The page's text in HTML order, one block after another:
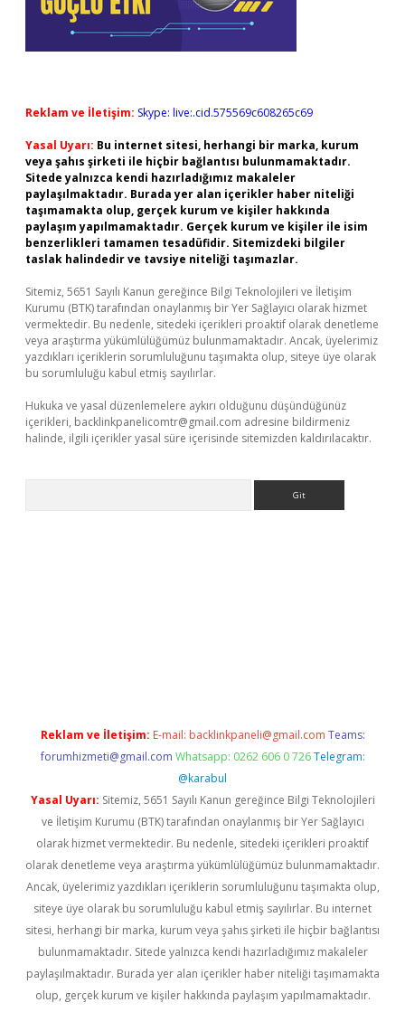
Reklam ve İletişim: Skype: live:.cid.575569c608265c69
Yasal Uyarı: Bu internet sitesi, herhangi bir marka, kurum
veya şahıs şirketi ile hiçbir bağlantısı bulunmamaktadır.
Sitede yalnızca kendi hazırladığımız makaleler
paylaşılmaktadır. Burada yer alan içerikler haber niteliği
taşımamakta olup, gerçek kurum ve kişiler hakkında
paylaşım yapılmamaktadır. Gerçek kurum ve kişiler ile isim
benzerlikleri tamamen tesadüfidir. Sitemizdeki bilgiler
taslak halindedir ve tavsiye niteliği taşımazlar.
Sitemiz, 5651 Sayılı Kanun gereğince Bilgi Teknolojileri ve İletişim
Kurumu (BTK) tarafından onaylanmış bir Yer Sağlayıcı olarak hizmet
vermektedir. Bu nedenle, sitedeki içerikleri proaktif olarak denetleme
veya araştırma yükümlülüğümüz bulunmamaktadır. Ancak, üyelerimiz
yazdıkları içeriklerin sorumluluğunu taşımakta olup, siteye üye olarak
bu sorumluluğu kabul etmiş sayılırlar.
Hukuka ve yasal düzenlemelere aykırı olduğunu düşündüğünüz
içerikleri, backlinkpanelicomtr@gmail.com adresine bildirmeniz
halinde, ilgili içerikler yasal süre içerisinde sitemizden kaldırılacaktır.
Reklam ve İletişim: E-mail: backlinkpaneli@gmail.com Teams:
forumhizmeti@gmail.com Whatsapp: 0262 606 0 726 Telegram:
@karabul
Yasal Uyarı: Sitemiz, 5651 Sayılı Kanun gereğince Bilgi Teknolojileri
ve İletişim Kurumu (BTK) tarafından onaylanmış bir Yer Sağlayıcı
olarak hizmet vermektedir. Bu nedenle, sitedeki içerikleri proaktif
olarak denetleme veya araştırma yükümlülüğümüz bulunmamaktadır.
Ancak, üyelerimiz yazdıkları içeriklerin sorumluluğunu taşımakta olup,
siteye üye olarak bu sorumluluğu kabul etmiş sayılırlar. Bu internet
sitesi, herhangi bir marka, kurum veya şahıs şirketi ile hiçbir bağlantısı
bulunmamaktadır. Sitede yalnızca kendi hazırladığımız makaleler
paylaşılmaktadır. Burada yer alan içerikler haber niteliği taşımamakta
olup, gerçek kurum ve kişiler hakkında paylaşım yapılmamaktadır.